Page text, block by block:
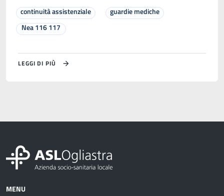
continuità assistenziale
guardie mediche
Nea 116 117
LEGGI DI PIÙ
MENU